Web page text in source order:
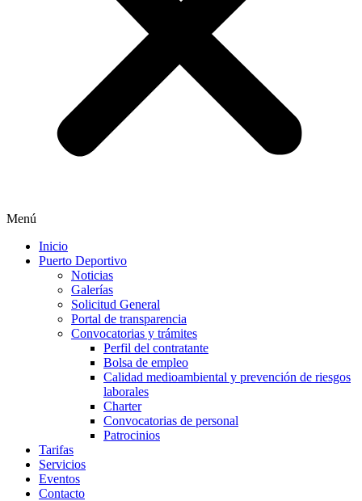
Menú
Inicio
Puerto Deportivo
Noticias
Galerías
Solicitud General
Portal de transparencia
Convocatorias y trámites
Perfil del contratante
Bolsa de empleo
Calidad medioambiental y prevención de riesgos
laborales
Charter
Convocatorias de personal
Patrocinios
Tarifas
Servicios
Eventos
Contacto